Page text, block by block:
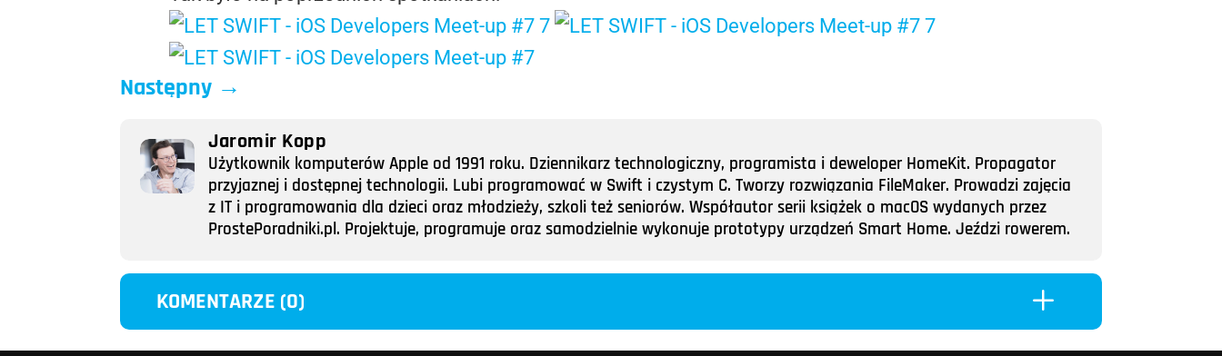
Następny →
Jaromir Kopp
Użytkownik komputerów Apple od 1991 roku. Dziennikarz technologiczny, programista i deweloper HomeKit. Propagator
przyjaznej i dostępnej technologii. Lubi programować w Swift i czystym C. Tworzy rozwiązania FileMaker. Prowadzi zajęcia
z IT i programowania dla dzieci oraz młodzieży, szkoli też seniorów. Współautor serii książek o macOS wydanych przez
ProstePoradniki.pl. Projektuje, programuje oraz samodzielnie wykonuje prototypy urządzeń Smart Home. Jeździ rowerem.
KOMENTARZE (0) L